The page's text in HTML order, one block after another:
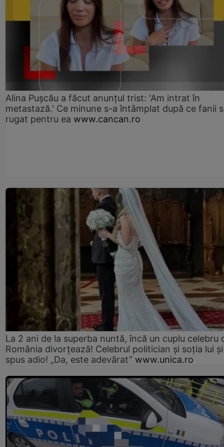
Alina Pușcău a făcut anunțul trist: 'Am intrat în
metastază.' Ce minune s-a întâmplat după ce fanii
rugat pentru ea www.cancan.ro
La 2 ani de la superba nuntă, încă un cuplu celebru
România divorțează! Celebrul politician și soția lui
spus adio! „Da, este adevărat” www.unica.ro